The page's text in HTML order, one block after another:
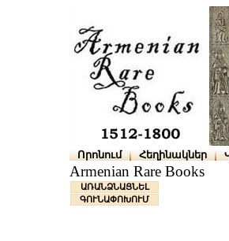
Որոնում Հեղինակներ
Armenian Rare Books
ԱՌԱՆՁՆԱՑՆԵԼ
ԳՈՒՆԱՓՈԽՈՒՄ